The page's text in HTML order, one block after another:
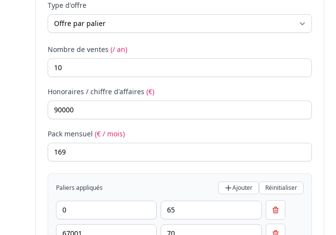
Type d'offre
Nombre de ventes (/ an)
Honoraires / chiffre d'affaires (€)
Pack mensuel (€ / mois)
Paliers appliqués Ajouter Réinitialiser